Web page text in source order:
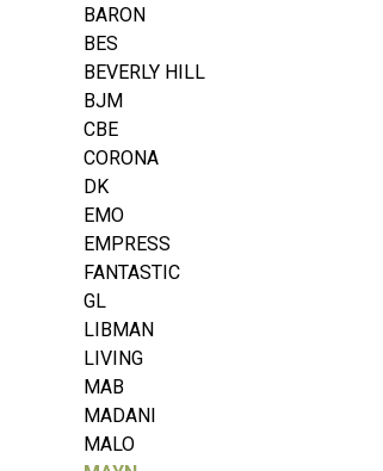
BARON
BES
BEVERLY HILL
BJM
CBE
CORONA
DK
EMO
EMPRESS
FANTASTIC
GL
LIBMAN
LIVING
MAB
MADANI
MALO